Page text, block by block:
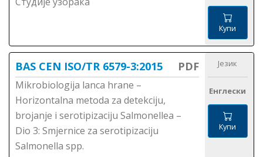
Купи
BAS CEN ISO/TR 6579-3:2015 PDF
Mikrobiologija lanca hrane –
Horizontalna metoda za detekciju,
brojanje i serotipizaciju Salmonellea –
Dio 3: Smjernice za serotipizaciju
Salmonella spp.
Језик
Енглески
Купи